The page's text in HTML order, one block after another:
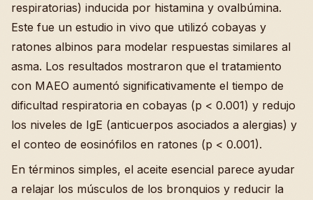
respiratorias) inducida por histamina y ovalbúmina.
Este fue un estudio in vivo que utilizó cobayas y
ratones albinos para modelar respuestas similares al
asma. Los resultados mostraron que el tratamiento
con MAEO aumentó significativamente el tiempo de
dificultad respiratoria en cobayas (p < 0.001) y redujo
los niveles de IgE (anticuerpos asociados a alergias) y
el conteo de eosinófilos en ratones (p < 0.001).
En términos simples, el aceite esencial parece ayudar
a relajar los músculos de los bronquios y reducir la